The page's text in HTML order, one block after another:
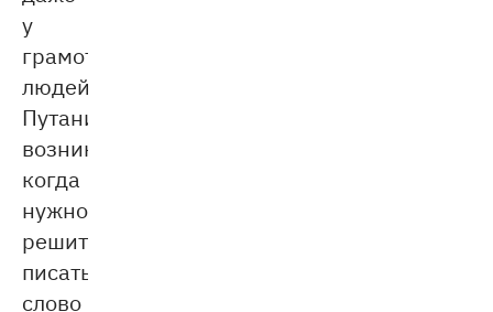
у
грамотных
людей.
Путаница
возникает,
когда
нужно
решить:
писать
слово